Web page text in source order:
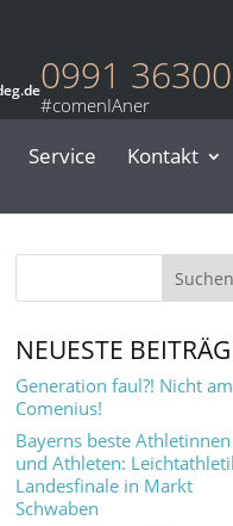
0991 36300
Service Kontakt
NEUESTE
Generation faul?! Nicht am
Comenius!
Bayerns beste Athletinnen
und Athleten:
Landesfinale in Markt
Schwaben